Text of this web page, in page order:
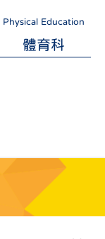
Physical Education
體育科